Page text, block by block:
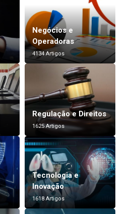
Negócios e
Operadoras
4134 Artigos
Regulação e Direitos
1625 Artigos
Tecnologia e
Inovação
1618 Artigos